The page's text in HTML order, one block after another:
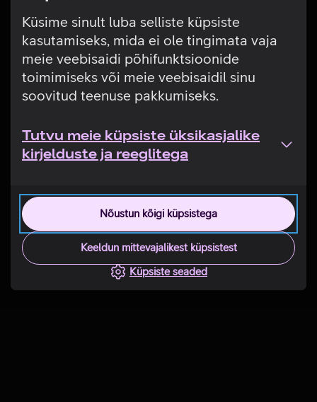
Küsime sinult luba selliste küpsiste
kasutamiseks, mida ei ole tingimata vaja
meie veebisaidi põhifunktsioonide
toimimiseks või meie veebisaidil sinu
soovitud teenuse pakkumiseks.
Tutvu meie küpsiste üksikasjalike
kirjelduste ja reeglitega
Nõustun kõigi küpsistega
Keeldun mittevajalikest küpsistest
Küpsiste seaded
Tehniline viga